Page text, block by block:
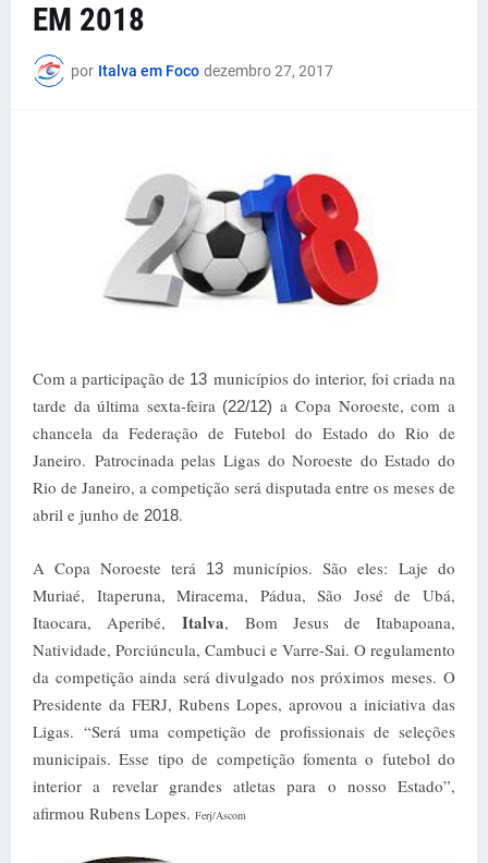
EM 2018
por Italva em Foco dezembro 27, 2017
Com a participação de 13 municípios do interior, foi criada na
tarde da última sexta-feira (22/12) a Copa Noroeste, com a
chancela da Federação de Futebol do Estado do Rio de
Janeiro. Patrocinada pelas Ligas do Noroeste do Estado do
Rio de Janeiro, a competição será disputada entre os meses de
abril e junho de 2018.
A Copa Noroeste terá 13 municípios. São eles: Laje do
Muriaé, Itaperuna, Miracema, Pádua, São José de Ubá,
Itaocara, Aperibé,Italva, Bom Jesus de Itabapoana,
Natividade, Porciúncula, Cambuci e Varre-Sai. O regulamento
da competição ainda será divulgado nos próximos meses. O
Presidente da FERJ, Rubens Lopes, aprovou a iniciativa das
Ligas. “Será uma competição de profissionais de seleções
municipais. Esse tipo de competição fomenta o futebol do
interior a revelar grandes atletas para o nosso Estado”,
afirmou Rubens Lopes. Ferj/Ascom